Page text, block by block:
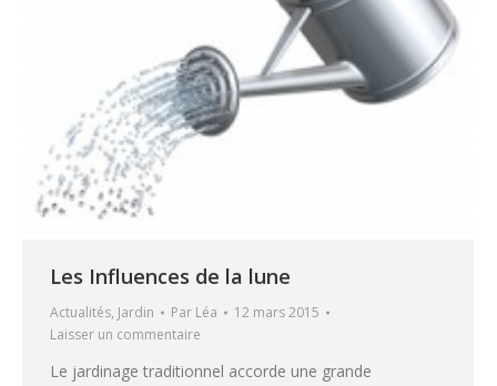
Les Influences de la lune
Actualités, Jardin Par Léa
12 mars 2015
Laisser un commentaire
Le jardinage traditionnel accorde une grande